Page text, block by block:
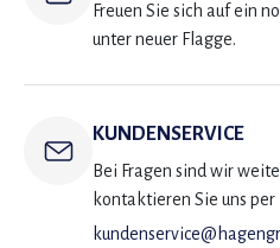
Freuen Sie sich auf ein
unter neuer Flagge.
KUNDENSERVICE
Bei Fragen sind wir
kontaktieren Sie uns per